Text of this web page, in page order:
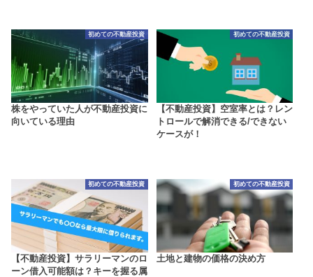
初めての不動産投資
株をやっていた人が不動産投資に
向いている理由
初めての不動産投資
【不動産投資】空室率とは？レン
トロールで解消できる/できない
ケースが！
初めての不動産投資
【不動産投資】サラリーマンのロ
ーン借入可能額は？キーを握る属
初めての不動産投資
土地と建物の価格の決め方